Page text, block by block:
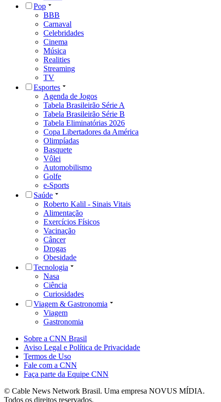
Pop
BBB
Carnaval
Celebridades
Cinema
Música
Realities
Streaming
TV
Esportes
Agenda de Jogos
Tabela Brasileirão Série A
Tabela Brasileirão Série B
Tabela Eliminatórias 2026
Copa Libertadores da América
Olimpíadas
Basquete
Vôlei
Automobilismo
Golfe
e-Sports
Saúde
Roberto Kalil - Sinais Vitais
Alimentação
Exercícios Físicos
Vacinação
Câncer
Drogas
Obesidade
Tecnologia
Nasa
Ciência
Curiosidades
Viagem & Gastronomia
Viagem
Gastronomia
Sobre a CNN Brasil
Aviso Legal e Política de Privacidade
Termos de Uso
Fale com a CNN
Faça parte da Equipe CNN
© Cable News Network Brasil. Uma empresa NOVUS MÍDIA.
Todos os direitos reservados.